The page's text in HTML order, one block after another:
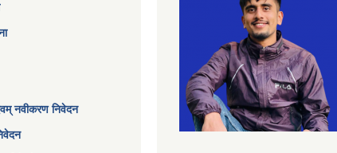
नवीकरण निवेदन